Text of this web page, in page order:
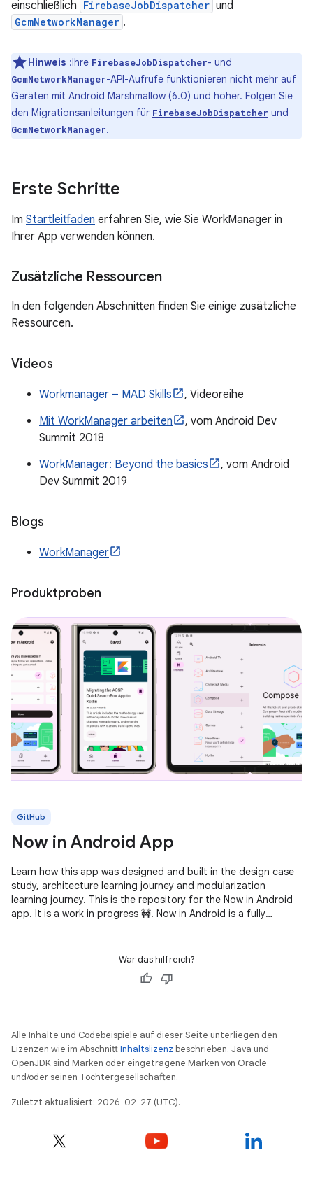
einschließlich FirebaseJobDispatcher und
GcmNetworkManager .
Hinweis :Ihre FirebaseJobDispatcher- und
GcmNetworkManager-API-Aufrufe funktionieren nicht mehr auf
Geräten mit Android Marshmallow (6.0) und höher. Folgen Sie
den Migrationsanleitungen für FirebaseJobDispatcher und
GcmNetworkManager.
Erste Schritte
Im Startleitfaden erfahren Sie, wie Sie WorkManager in
Ihrer App verwenden können.
Zusätzliche Ressourcen
In den folgenden Abschnitten finden Sie einige zusätzliche
Ressourcen.
Videos
Workmanager – MAD Skills
, Videoreihe
Mit WorkManager arbeiten
, vom Android Dev
Summit 2018
WorkManager: Beyond the basics
, vom Android
Dev Summit 2019
Blogs
WorkManager
Produktproben
GitHub
Now in Android App
Learn how this app was designed and built in the design case
study, architecture learning journey and modularization
learning journey. This is the repository for the Now in Android
app. It is a work in progress 🚧. Now in Android is a fully
War das hilfreich?
Alle Inhalte und Codebeispiele auf dieser Seite unterliegen den
Lizenzen wie im AbschnittInhaltslizenz beschrieben. Java und
OpenJDK sind Marken oder eingetragene Marken von Oracle
und/oder seinen Tochtergesellschaften.
Zuletzt aktualisiert: 2026-02-27 (UTC).